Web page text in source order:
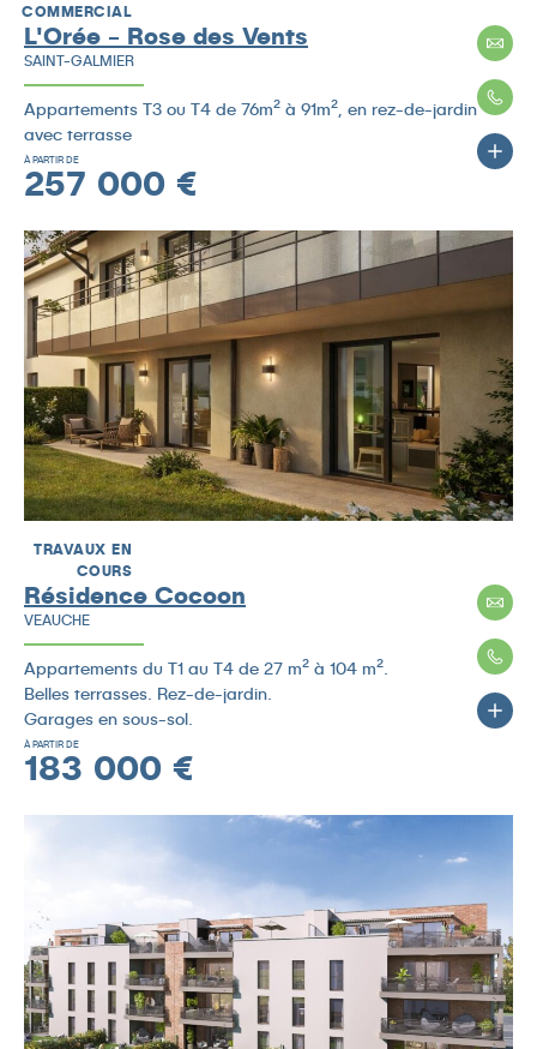
COMMERCIAL
L'Orée - Rose des Vents
SAINT-GALMIER
Appartements T3 ou T4 de 76m² à 91m², en rez-de-jardin
avec terrasse
À PARTIR DE
257 000 €
TRAVAUX EN
COURS
Résidence Cocoon
VEAUCHE
Appartements du T1 au T4 de 27 m² à 104 m².
Belles terrasses. Rez-de-jardin.
Garages en sous-sol.
À PARTIR DE
183 000 €